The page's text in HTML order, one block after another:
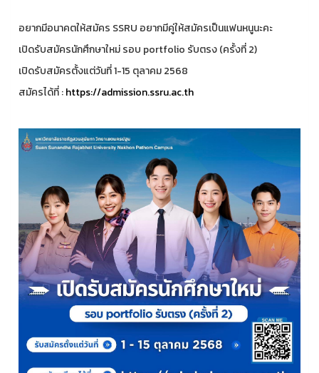
อยากมีอนาคตให้สมัคร SSRU อยากมีคู่ให้สมัครเป็นแฟนหนูนะคะ
เปิดรับสมัครนักศึกษาใหม่ รอบ portfolio รับตรง (ครั้งที่ 2)
เปิดรับสมัครตั้งแต่วันที่ 1-15 ตุลาคม 2568
สมัครได้ที่ :https://admission.ssru.ac.th